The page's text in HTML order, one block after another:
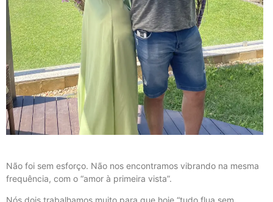
Não foi sem esforço. Não nos encontramos vibrando na mesma
frequência, com o “amor à primeira vista”.